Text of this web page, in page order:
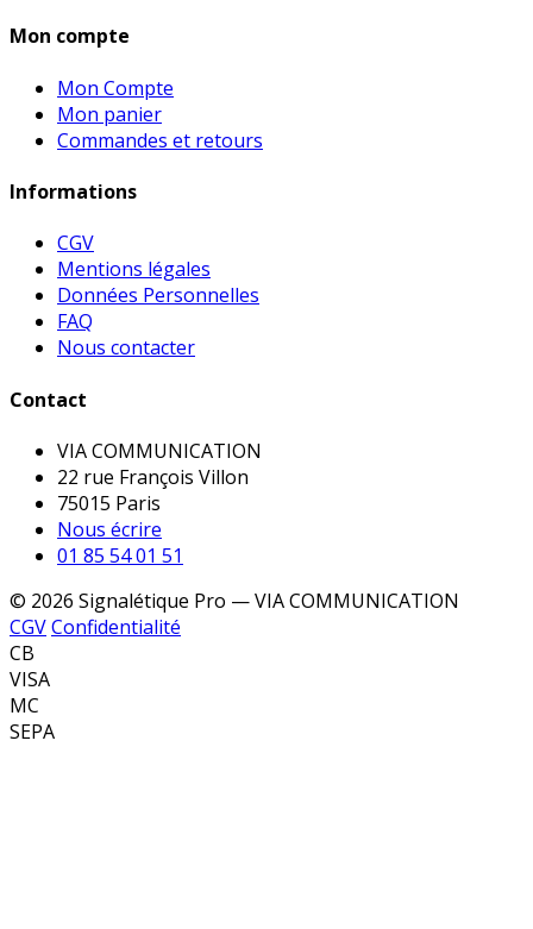
Mon compte
Mon Compte
Mon panier
Commandes et retours
Informations
CGV
Mentions légales
Données Personnelles
FAQ
Nous contacter
Contact
VIA COMMUNICATION
22 rue François Villon
75015 Paris
Nous écrire
01 85 54 01 51
© 2026 Signalétique Pro — VIA COMMUNICATION
CGVConfidentialité
CB
VISA
MC
SEPA